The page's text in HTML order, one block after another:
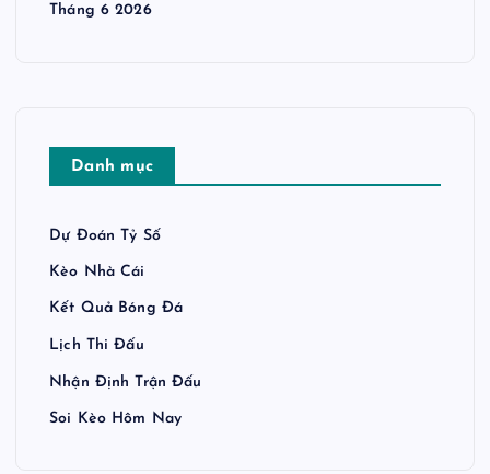
Tháng 6 2026
Danh mục
Dự Đoán Tỷ Số
Kèo Nhà Cái
Kết Quả Bóng Đá
Lịch Thi Đấu
Nhận Định Trận Đấu
Soi Kèo Hôm Nay